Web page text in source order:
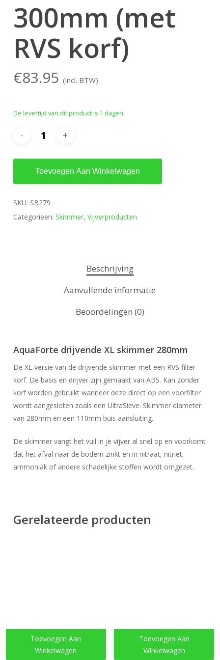
300mm (met
RVS korf)
€83.95 (incl. BTW)
De levertijd van dit product is 1 dagen
Toevoegen Aan Winkelwagen
SKU: SB279
Categorieën: Skimmer, Vijverproducten
Beschrijving
Aanvullende informatie
Beoordelingen (0)
AquaForte drijvende XL skimmer 280mm
De XL versie van de drijvende skimmer met een RVS filter
korf. De basis en drijver zijn gemaakt van ABS. Kan zonder
korf worden gebruikt wanneer deze direct op een voorfilter
wordt aangesloten zoals een UltraSieve. Skimmer diameter
van 280mm en een 110mm buis aansluiting.
De skimmer vangt het vuil in je vijver al snel op en voorkomt
dat het afval naar de bodem zinkt en in nitraat, nitriet,
ammoniak of andere schadelijke stoffen wordt omgezet.
Gerelateerde producten
Toevoegen Aan
Winkelwagen
Toevoegen Aan
Winkelwagen